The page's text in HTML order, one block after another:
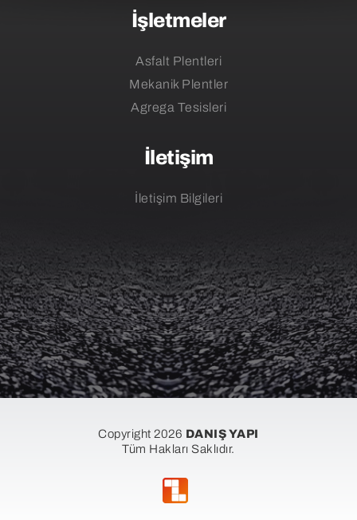
İşletmeler
Asfalt Plentleri
Mekanik Plentler
Agrega Tesisleri
İletişim
İletişim Bilgileri
Copyright 2026 DANIŞ YAPI
Tüm Hakları Saklıdır.